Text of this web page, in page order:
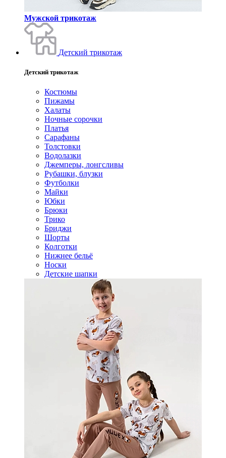
Мужской трикотаж
Детский трикотаж
Детский трикотаж
Костюмы
Пижамы
Халаты
Ночные сорочки
Платья
Сарафаны
Толстовки
Водолазки
Джемперы, лонгсливы
Рубашки, блузки
Футболки
Майки
Юбки
Брюки
Трико
Бриджи
Шорты
Колготки
Нижнее бельё
Носки
Детские шапки